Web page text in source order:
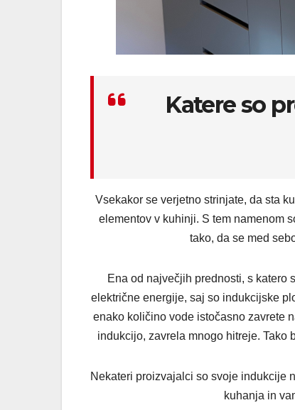
Katere so
Vsekakor se verjetno strinjate, da sta
elementov v kuhinji. S tem namenom
tako, da se med
Ena od največjih prednosti, s katero
električne energije, saj so indukcijske
enako količino vode istočasno zavrete
indukcijo, zavrela mnogo hitreje.
Nekateri proizvajalci so svoje indukcije
kuhanja in